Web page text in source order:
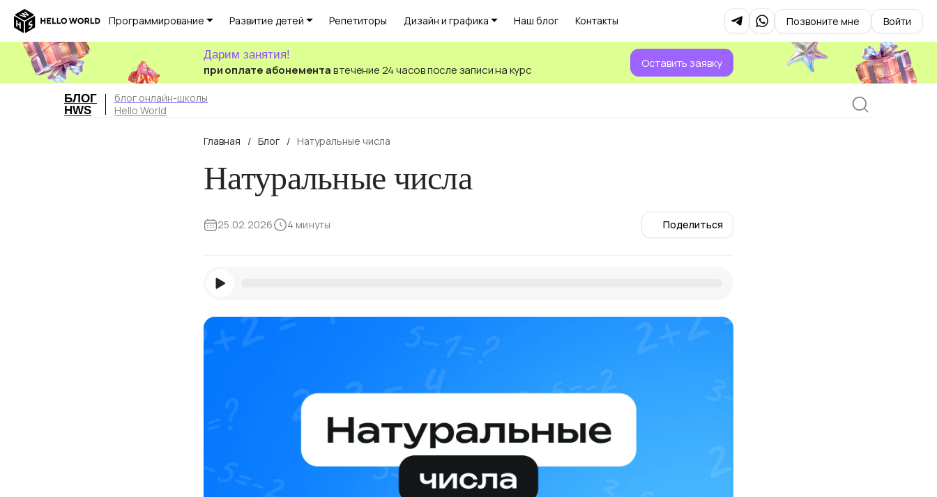
Программирование Развитие детей Репетиторы Дизайн и графика Наш блог Контакты Позвоните мне Войти
при оплате абонементав течение 24 часов после записи на курс
Дарим занятия!
Оставить заявку
БЛОГ
HWS
блог онлайн-школы
Hello World
Главная / Блог / Натуральные числа
Натуральные числа
25.02.2026 4 минуты Поделиться